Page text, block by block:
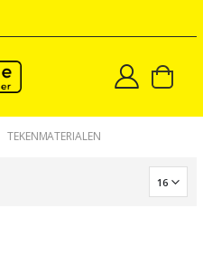
TEKENMATERIALEN